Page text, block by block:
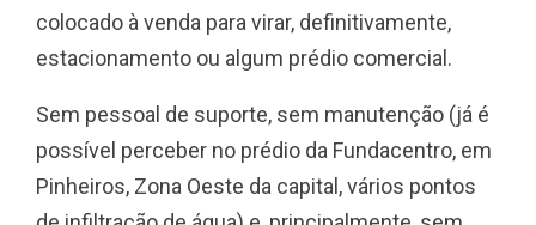
colocado à venda para virar, definitivamente,
estacionamento ou algum prédio comercial.
Sem pessoal de suporte, sem manutenção (já é
possível perceber no prédio da Fundacentro, em
Pinheiros, Zona Oeste da capital, vários pontos